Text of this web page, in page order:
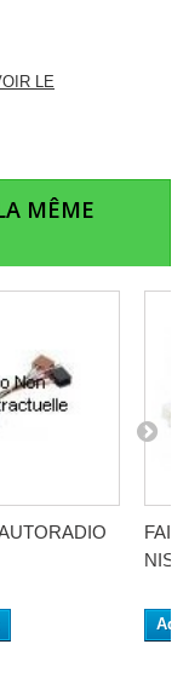
LE
MÊME